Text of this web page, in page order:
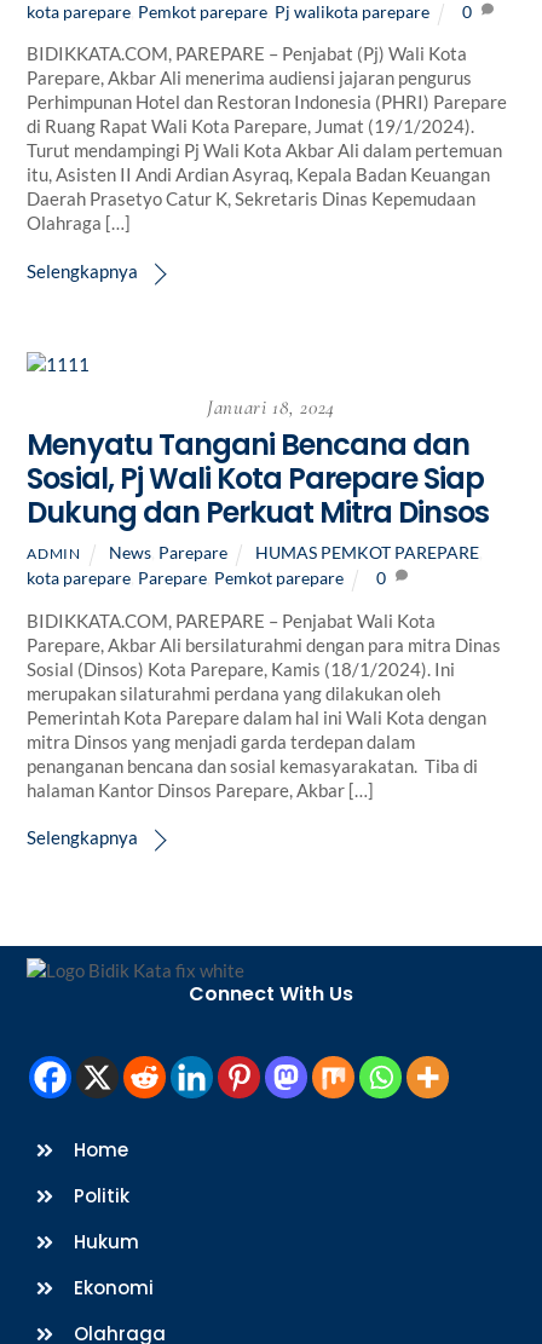
kota parepare Pemkot parepare Pj walikota parepare 0
BIDIKKATA.COM, PAREPARE – Penjabat (Pj) Wali Kota
Parepare, Akbar Ali menerima audiensi jajaran pengurus
Perhimpunan Hotel dan Restoran Indonesia (PHRI) Parepare
di Ruang Rapat Wali Kota Parepare, Jumat (19/1/2024).
Turut mendampingi Pj Wali Kota Akbar Ali dalam pertemuan
itu, Asisten II Andi Ardian Asyraq, Kepala Badan Keuangan
Daerah Prasetyo Catur K, Sekretaris Dinas Kepemudaan
Olahraga […]
Selengkapnya
Januari 18, 2024
Menyatu Tangani Bencana dan
Sosial, Pj Wali Kota Parepare Siap
Dukung dan Perkuat Mitra Dinsos
ADMIN News, Parepare HUMAS PEMKOT PAREPARE,
kota parepare Parepare Pemkot parepare 0
BIDIKKATA.COM, PAREPARE – Penjabat Wali Kota
Parepare, Akbar Ali bersilaturahmi dengan para mitra Dinas
Sosial (Dinsos) Kota Parepare, Kamis (18/1/2024). Ini
merupakan silaturahmi perdana yang dilakukan oleh
Pemerintah Kota Parepare dalam hal ini Wali Kota dengan
mitra Dinsos yang menjadi garda terdepan dalam
penanganan bencana dan sosial kemasyarakatan. Tiba di
halaman Kantor Dinsos Parepare, Akbar […]
Selengkapnya
Back
Connect With Us
Home
Politik
Hukum
Ekonomi
Olahraga